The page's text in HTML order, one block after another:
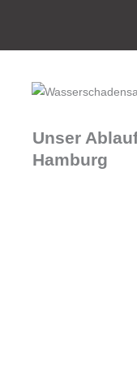
Unser
Hamburg